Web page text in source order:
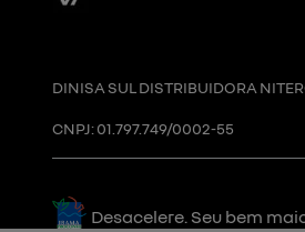
DINISA SUL DISTRIBUIDORA
CNPJ: 01.797.749/0002-55
Desacelere. Seu bem